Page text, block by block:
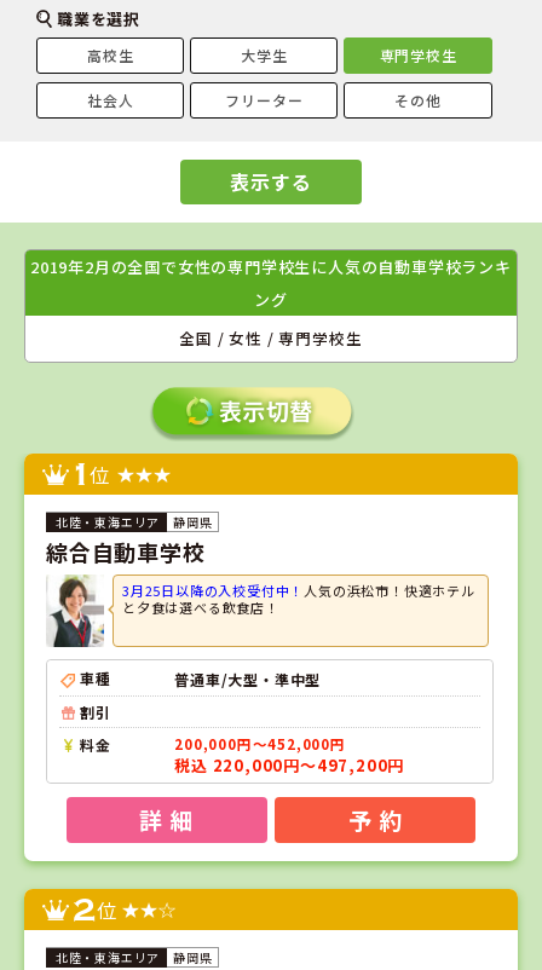
職業を選択
高校生 大学生 専門学校生
社会人 フリーター その他
表示する
2019年2月の全国で女性の専門学校生に人気の自動車学校ランキ
ング
全国 / 女性 / 専門学校生
1位
静岡県
綜合自動車学校
3月25日以降の入校受付中！ 人気の浜松市！快適ホテル
と夕食は選べる飲食店！
車種
普通車/大型・準中型
割引
料金
200,000円～452,000円
税込 220,000円～497,200円
詳 細 予 約
2位
静岡県